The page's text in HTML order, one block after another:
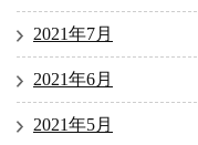
2021年7月
2021年6月
2021年5月